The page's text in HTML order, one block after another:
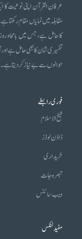
عرفان القرآن اپنی نوعیت
مقابلہ میں نمایاں مقام
کا حامل ہے، جس میں
تفسیری شان کا بھی حامل ہے
حوالوں سے بے نیاز کر دیتا ہے۔
فوری رابطے
شیخ الاسلام
ڈاؤن لوڈز
خریداری
تبصرہ جات
ویب سائٹس
مفید لنکس